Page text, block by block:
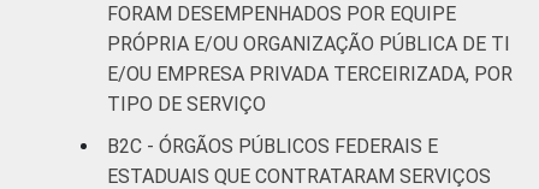
FORAM DESEMPENHADOS POR EQUIPE
PRÓPRIA E/OU ORGANIZAÇÃO PÚBLICA DE TI
E/OU EMPRESA PRIVADA TERCEIRIZADA, POR
TIPO DE SERVIÇO
B2C - ÓRGÃOS PÚBLICOS FEDERAIS E
ESTADUAIS QUE CONTRATARAM SERVIÇOS